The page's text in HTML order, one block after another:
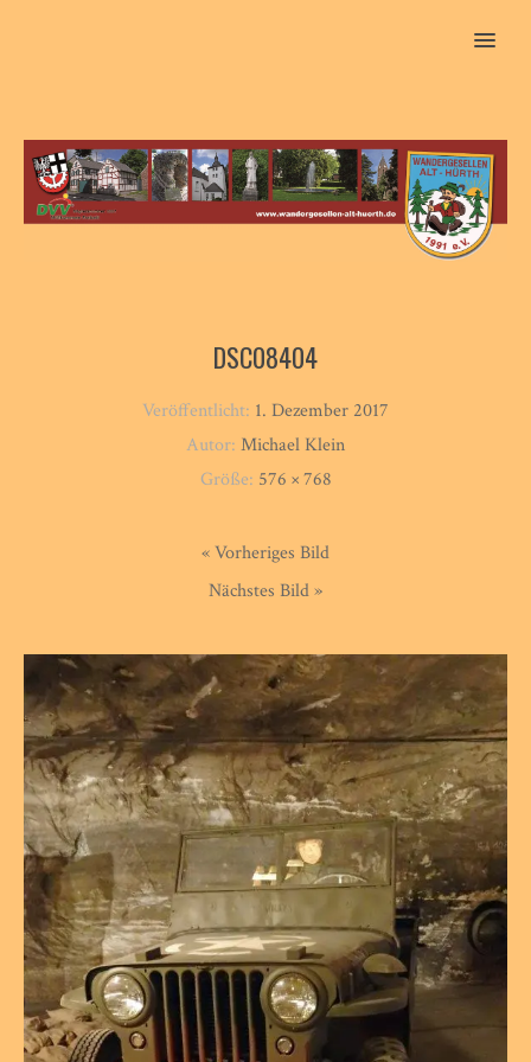
MENU
DSC08404
Veröffentlicht: 1. Dezember 2017
Autor: Michael Klein
Größe: 576 × 768
« Vorheriges Bild
Nächstes Bild »